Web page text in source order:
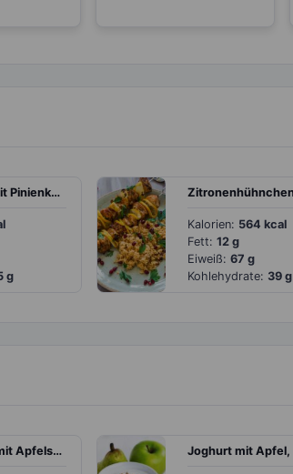
Spinat-Suppe mit Pinienkernen
g
Kalorien: 564 kcal
Fett: 12 g
Eiweiß: 67 g
Kohlehydrate: 39 g
Mandeljoghurt mit Apfelspalten und Haferflocken